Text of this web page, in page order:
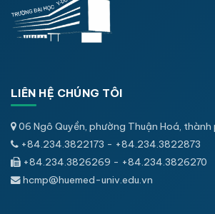
LIÊN HỆ CHÚNG TÔI
06 Ngô Quyền, phường Thuận Hoá, thành
+84.234.3822173 - +84.234.3822873
+84.234.3826269 - +84.234.3826270
hcmp@huemed-univ.edu.vn